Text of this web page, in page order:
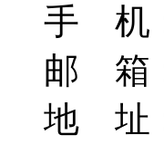
手 机
邮 箱
地 址